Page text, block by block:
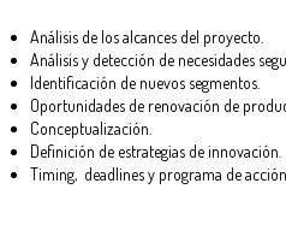
Análisis de los alcances del proyecto.
Análisis y detección de necesidades
Identificación de nuevos segmentos.
Oportunidades de renovación de
Conceptualización.
Definición de estrategias de innovación.
Timing, deadlines y programa de acción.